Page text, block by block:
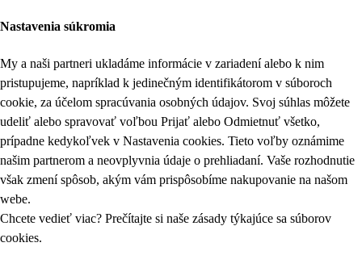
Nastavenia súkromia
My a naši partneri ukladáme informácie v zariadení alebo k nim
pristupujeme, napríklad k jedinečným identifikátorom v súboroch
cookie, za účelom spracúvania osobných údajov. Svoj súhlas môžete
udeliť alebo spravovať voľbou Prijať alebo Odmietnuť všetko,
prípadne kedykoľvek v Nastavenia cookies. Tieto voľby oznámime
našim partnerom a neovplyvnia údaje o prehliadaní. Vaše rozhodnutie
však zmení spôsob, akým vám prispôsobíme nakupovanie na našom
webe.
Chcete vedieť viac? Prečítajte si naše zásady týkajúce sa súborov
cookies.